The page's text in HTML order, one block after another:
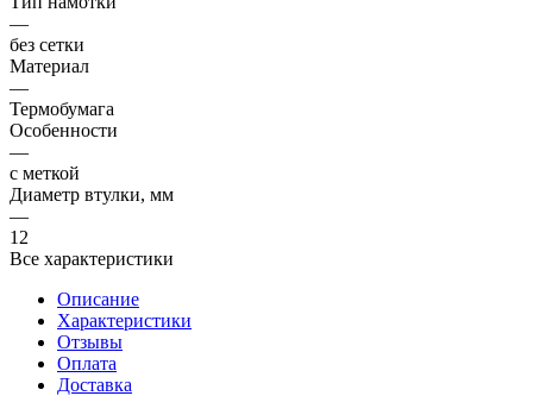
—
без сетки
Материал
—
Термобумага
Особенности
—
с меткой
Диаметр втулки, мм
—
12
Все характеристики
Описание
Характеристики
Отзывы
Оплата
Доставка